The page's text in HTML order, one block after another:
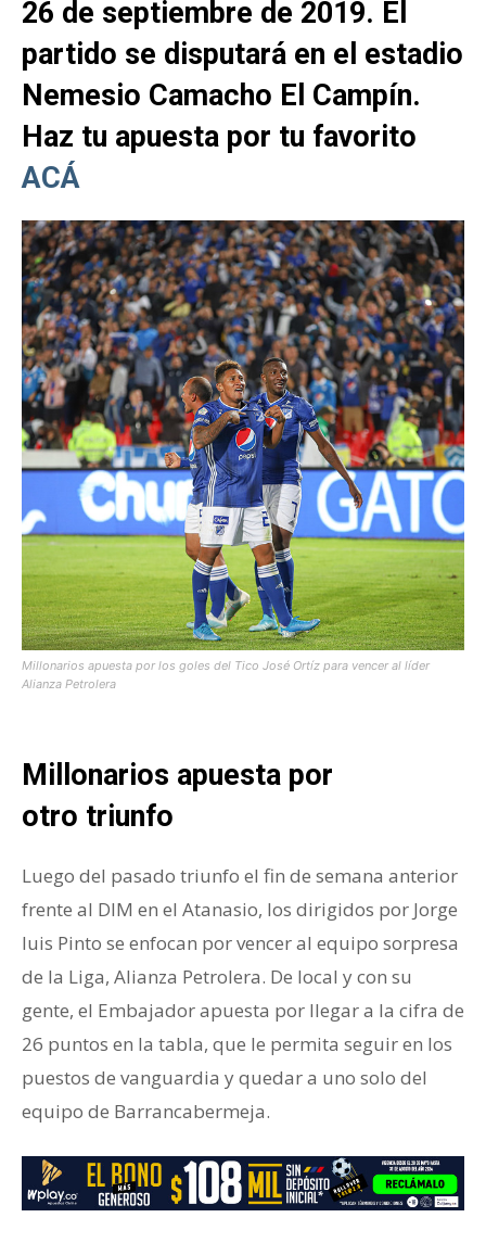
26 de septiembre de 2019. El
partido se disputará en el estadio
Nemesio Camacho El Campín.
Haz tu apuesta por tu favorito
ACÁ
Millonarios apuesta por los goles del Tico José Ortíz para vencer al líder
Alianza Petrolera
Millonarios apuesta por
otro triunfo
Luego del pasado triunfo el fin de semana anterior
frente al DIM en el Atanasio, los dirigidos por Jorge
luis Pinto se enfocan por vencer al equipo sorpresa
de la Liga, Alianza Petrolera. De local y con su
gente, el Embajador apuesta por llegar a la cifra de
26 puntos en la tabla, que le permita seguir en los
puestos de vanguardia y quedar a uno solo del
equipo de Barrancabermeja.